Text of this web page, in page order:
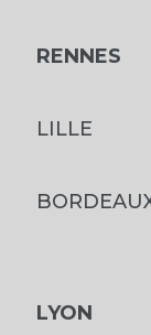
RENNES
LILLE
LYON